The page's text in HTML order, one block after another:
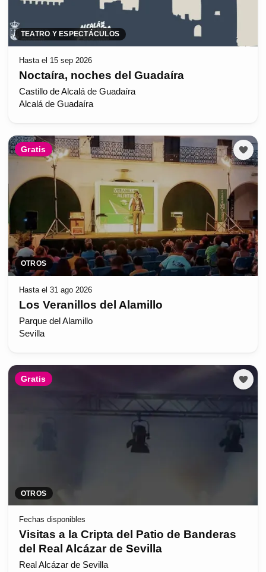
TEATRO Y ESPECTÁCULOS
Hasta el 15 sep 2026
Noctaíra, noches del Guadaíra
Castillo de Alcalá de Guadaíra
Alcalá de Guadaíra
Gratis
OTROS
Hasta el 31 ago 2026
Los Veranillos del Alamillo
Parque del Alamillo
Sevilla
Gratis
OTROS
Fechas disponibles
Visitas a la Cripta del Patio de Banderas
del Real Alcázar de Sevilla
Real Alcázar de Sevilla